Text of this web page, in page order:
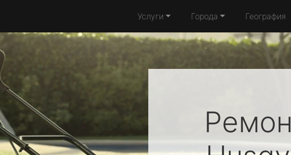
Услуги Города География